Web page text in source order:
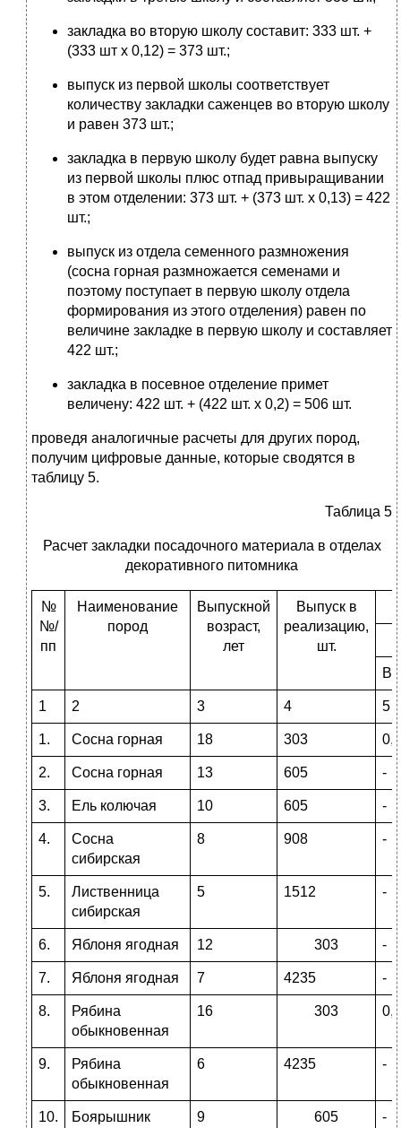
закладка во вторую школу составит: 333 шт. +
(333 шт х 0,12) = 373 шт.;
выпуск из первой школы соответствует
количеству закладки саженцев во вторую школу
и равен 373 шт.;
закладка в первую школу будет равна выпуску
из первой школы плюс отпад привыращивании
в этом отделении: 373 шт. + (373 шт. х 0,13) = 422
шт.;
выпуск из отдела семенного размножения
(сосна горная размножается семенами и
поэтому поступает в первую школу отдела
формирования из этого отделения) равен по
величине закладке в первую школу и составляет
422 шт.;
закладка в посевное отделение примет
величену: 422 шт. + (422 шт. х 0,2) = 506 шт.
проведя аналогичные расчеты для других пород,
получим цифровые данные, которые сводятся в
таблицу 5.
Таблица 5
Расчет закладки посадочного материала в отделах
декоративного питомника
№
№/
пп
Наименование
пород
Выпускной
возраст,
лет
Выпуск в
реализацию,
шт.
1 2 3 4 5
1. Сосна горная 18 303
2. Сосна горная 13 605 -
3. Ель колючая 10 605 -
4.
Сосна
сибирская
8 908 -
5.
Лиственница
сибирская
5 1512 -
6. Яблоня ягодная 12 303 -
7. Яблоня ягодная 7 4235 -
8.
Рябина
обыкновенная
16 303
9.
Рябина
обыкновенная
6 4235 -
10.
Боярышник
9 605 -